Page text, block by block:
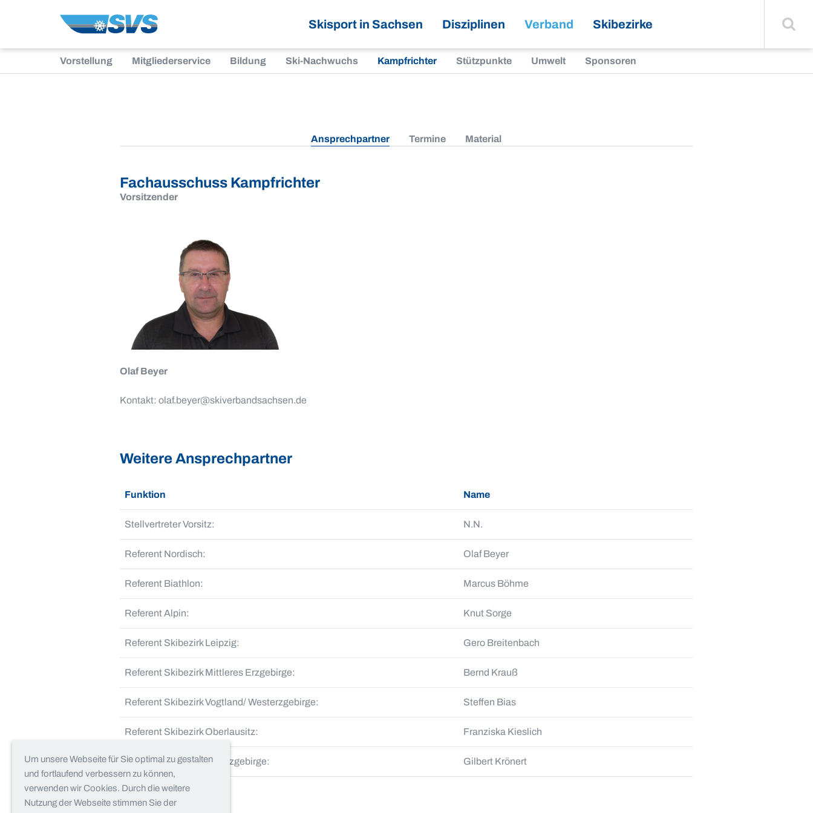
Skisport in Sachsen Disziplinen Verband Skibezirke
Vorstellung Mitgliederservice Bildung Ski-Nachwuchs Kampfrichter Stützpunkte Umwelt Sponsoren
Ansprechpartner Termine Material
Fachausschuss Kampfrichter
Vorsitzender
Olaf Beyer
Kontakt: olaf.beyer@skiverbandsachsen.de
Weitere Ansprechpartner
Funktion Name
Stellvertreter Vorsitz: N.N.
Referent Nordisch: Olaf Beyer
Referent Biathlon: Marcus Böhme
Referent Alpin: Knut Sorge
Referent Skibezirk Leipzig: Gero Breitenbach
Referent Skibezirk Mittleres Erzgebirge: Bernd Krauß
Referent Skibezirk Vogtland/ Westerzgebirge: Steffen Bias
Referent Skibezirk Oberlausitz: Franziska Kieslich
Referent Skibezirk Osterzgebirge: Gilbert Krönert
Um unsere Webseite für Sie optimal zu gestalten
und fortlaufend verbessern zu können,
verwenden wir Cookies. Durch die weitere
Nutzung der Webseite stimmen Sie der